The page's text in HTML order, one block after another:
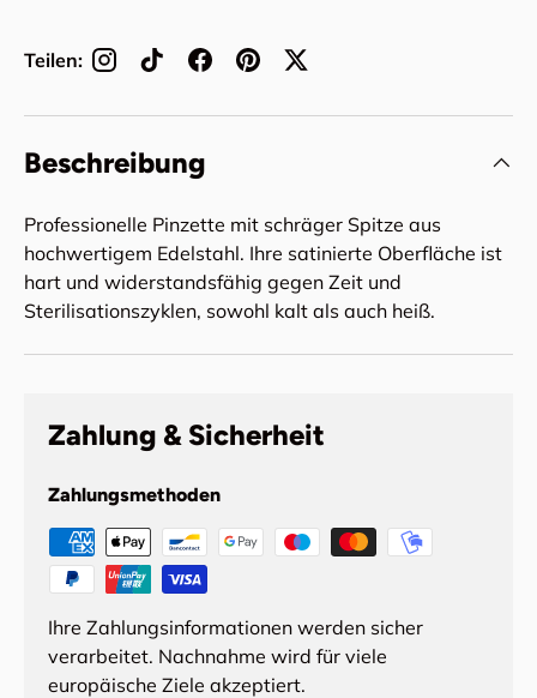
Teilen:
Beschreibung
Professionelle Pinzette mit schräger Spitze aus
hochwertigem Edelstahl. Ihre satinierte Oberfläche ist
hart und widerstandsfähig gegen Zeit und
Sterilisationszyklen, sowohl kalt als auch heiß.
Zahlung & Sicherheit
Zahlungsmethoden
Ihre Zahlungsinformationen werden sicher
verarbeitet. Nachnahme wird für viele
europäische Ziele akzeptiert.